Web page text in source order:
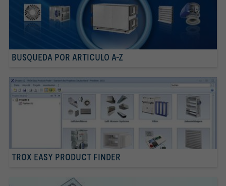
BUSQUEDA POR ARTICULO A-Z
TROX EASY PRODUCT FINDER